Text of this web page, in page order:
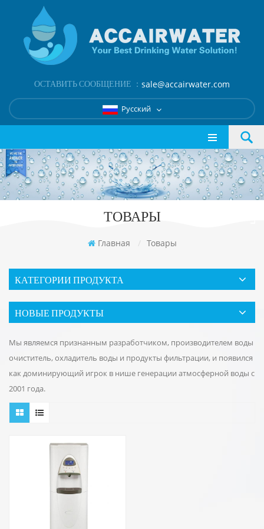
ОСТАВИТЬ СООБЩЕНИЕ ： sale@accairwater.com
Русский
ТОВАРЫ
Главная / Товары
КАТЕГОРИИ ПРОДУКТА
НОВЫЕ ПРОДУКТЫ
Мы являемся признанным разработчиком, производителем воды
очиститель, охладитель воды и продукты фильтрации, и появился
как доминирующий игрок в нише генерации атмосферной воды с
2001 года.